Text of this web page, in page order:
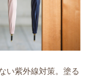
い紫外線対策。塗る